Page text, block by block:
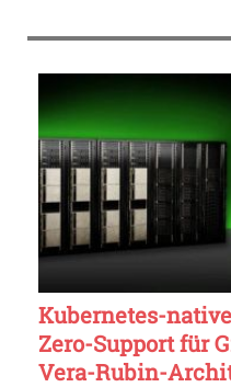
Kubernetes-
Zero-Support für
Vera-Rubin-